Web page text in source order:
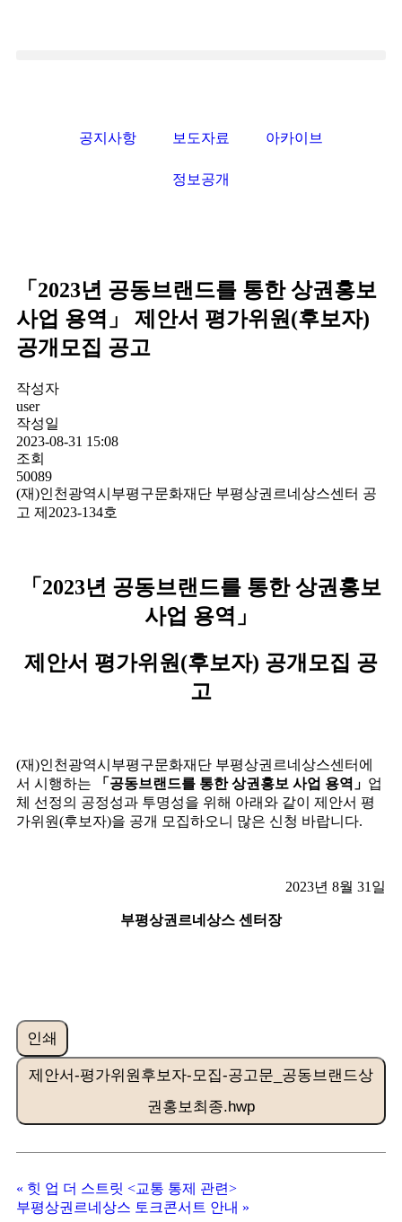
공지사항 보도자료 아카이브
정보공개
「2023년 공동브랜드를 통한 상권홍보
사업 용역」 제안서 평가위원(후보자)
공개모집 공고
작성자
user
작성일
2023-08-31 15:08
조회
50089
(재)인천광역시부평구문화재단 부평상권르네상스센터 공
고 제2023-134호
「 2023년 공동브랜드를 통한 상권홍보
사업 용역 」
제안서 평가위원(후보자) 공개모집 공
고
(재)인천광역시부평구문화재단 부평상권르네상스센터에
서 시행하는
「 공동브랜드를 통한 상권홍보 사업 용역 」 업
체 선정의 공정성과 투명성을 위해 아래와 같이 제안서 평
가위원(후보자)을 공개 모집하오니 많은 신청 바랍니다.
2023년 8월 31일
부평상권르네상스 센터장
인쇄
제안서-평가위원후보자-모집-공고문_공동브랜드상
권홍보최종.hwp
« 힛 업 더 스트릿 <교통 통제 관련>
부평상권르네상스 토크콘서트 안내 »